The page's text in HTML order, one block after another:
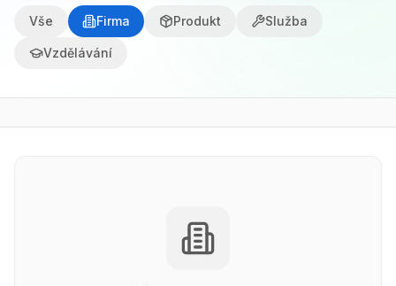
Vše Firma Produkt Služba
Vzdělávání